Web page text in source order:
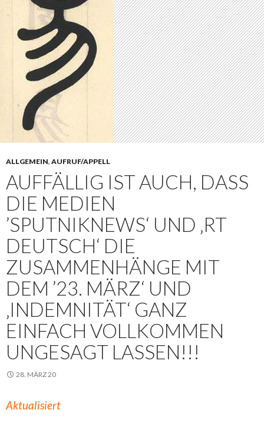
ALLGEMEIN, AUFRUF/APPELL
AUFFÄLLIG IST AUCH, DASS
DIE MEDIEN
’SPUTNIKNEWS‘ UND ‚RT
DEUTSCH‘ DIE
ZUSAMMENHÄNGE MIT
DEM ’23. MÄRZ‘ UND
‚INDEMNITÄT‘ GANZ
EINFACH VOLLKOMMEN
UNGESAGT LASSEN!!!
28. MÄRZ 20
Aktualisiert